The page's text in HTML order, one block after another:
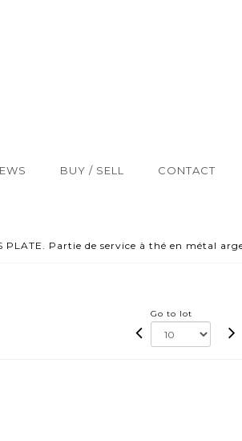
BUY / SELL CONTACT
PLATE. Partie de service à thé en métal
Go to lot